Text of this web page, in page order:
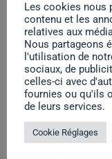
Les cookies nous
contenu et les
relatives aux
Nous partageons
l'utilisation de
sociaux, de
celles-ci avec
fournies ou qu'ils
de leurs services.
Cookie Réglages